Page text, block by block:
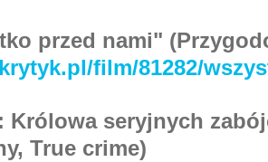
przed nami"
film/81282/
Królowa seryjnych
True crime)